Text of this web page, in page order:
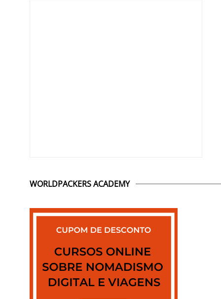
WORLDPACKERS ACADEMY